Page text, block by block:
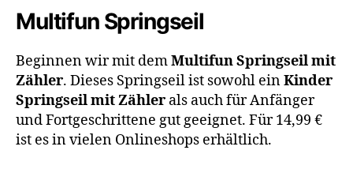
Multifun Springseil
Beginnen wir mit demMultifun Springseil mit
Zähler. Dieses Springseil ist sowohl einKinder
Springseil mit Zähler als auch für Anfänger
und Fortgeschrittene gut geeignet. Für 14,99 €
ist es in vielen Onlineshops erhältlich.